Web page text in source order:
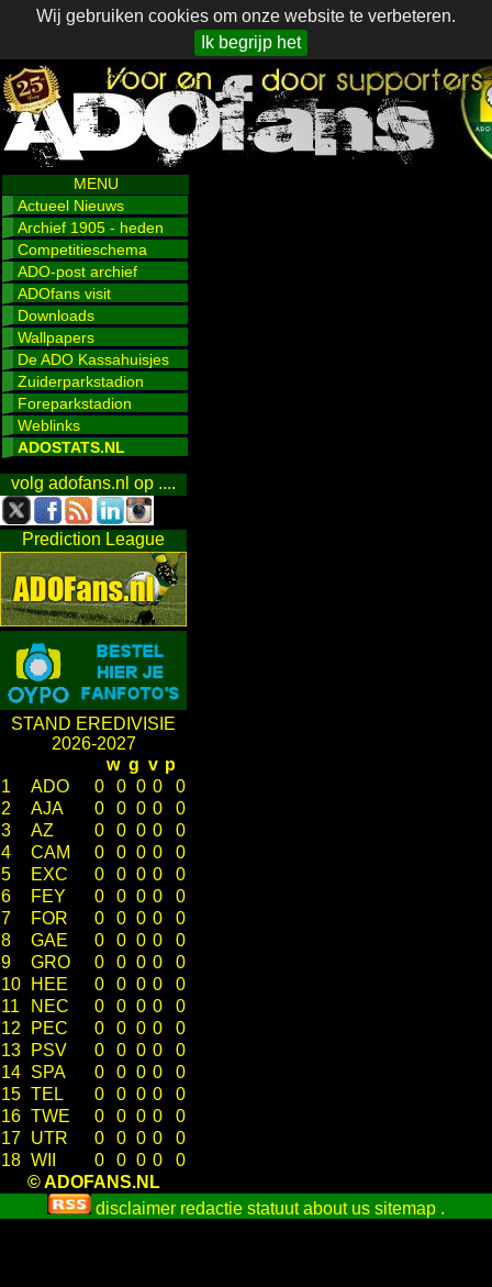
Wij gebruiken cookies om onze website te verbeteren.
Ik begrijp het
MENU
Actueel Nieuws
Archief 1905 - heden
Competitieschema
ADO-post archief
ADOfans visit
Downloads
Wallpapers
De ADO Kassahuisjes
Zuiderparkstadion
Foreparkstadion
Weblinks
ADOSTATS.NL
volg adofans.nl op ....
Prediction League
STAND EREDIVISIE
2026-2027
w g v p
1
ADO 0 0 0 0
0
2
AJA 0 0 0 0
0
3
AZ 0 0 0 0
0
4
CAM 0 0 0 0
0
5
EXC 0 0 0 0
0
6
FEY 0 0 0 0
0
7
FOR 0 0 0 0
0
8
GAE 0 0 0 0
0
9
GRO 0 0 0 0
0
10
HEE 0 0 0 0
0
11
NEC 0 0 0 0
0
12
PEC 0 0 0 0
0
13
PSV 0 0 0 0
0
14 SPA 0 0 0 0
0
15 TEL 0 0 0 0
0
16 TWE 0 0 0 0
0
17 UTR 0 0 0 0
0
18 WII 0 0 0 0
0
© ADOFANS.NL
disclaimer redactie statuut about us sitemap .